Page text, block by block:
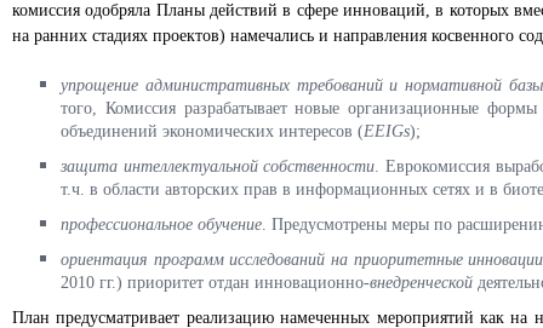
комиссия одобряла Планы действий в сфере инноваций, в которых
на ранних стадиях проектов) намечались и направления косвенного
упрощение административных требований и нормативной базы
того, Комиссия разрабатывает новые организационные
объединений экономических интересов (EEIGs);
защита интеллектуальной собственности. Еврокомиссия
т.ч. в области авторских прав в информационных сетях и в
профессиональное обучение. Предусмотрены меры по
ориентация программ исследований на приоритетные инновации
2010 гг.) приоритет отдан инновационно-внедренческой
План предусматривает реализацию намеченных мероприятий как